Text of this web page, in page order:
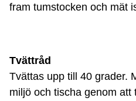
fram tumstocken och mät
Tvättråd
Tvättas upp till 40 grader.
miljö och tischa genom att